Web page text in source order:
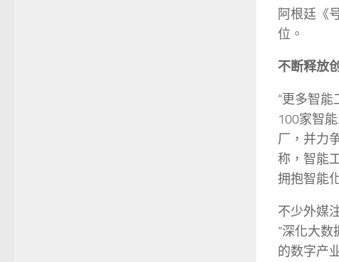
阿根廷《
位。
不断释放
“更多智
100家智
厂，并力
称，智能
拥抱智能
不少外媒
“深化大
的数字产